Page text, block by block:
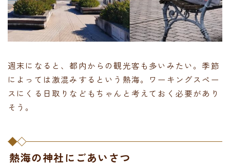
週末になると、都内からの観光客も多いみたい。季節
によっては激混みするという熱海。ワーキングスペー
スにくる日取りなどもちゃんと考えておく必要があり
そう。
熱海の神社にごあいさつ